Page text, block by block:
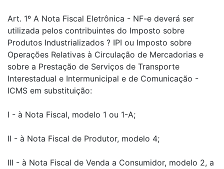
Art. 1º A Nota Fiscal Eletrônica - NF-e deverá ser
utilizada pelos contribuintes do Imposto sobre
Produtos Industrializados ? IPI ou Imposto sobre
Operações Relativas à Circulação de Mercadorias e
sobre a Prestação de Serviços de Transporte
Interestadual e Intermunicipal e de Comunicação -
ICMS em substituição:
I - à Nota Fiscal, modelo 1 ou 1-A;
II - à Nota Fiscal de Produtor, modelo 4;
III - à Nota Fiscal de Venda a Consumidor, modelo 2, a